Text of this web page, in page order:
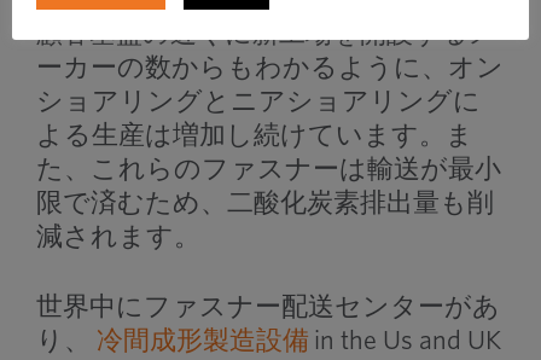
顧客基盤の近くに新工場を開設するメ
ーカーの数からもわかるように、オン
ショアリングとニアショアリングに
よる生産は増加し続けています。ま
た、これらのファスナーは輸送が最小
限で済むため、二酸化炭素排出量も削
減されます。
世界中にファスナー配送センターがあ
り、 冷間成形製造設備 in the Us and UK